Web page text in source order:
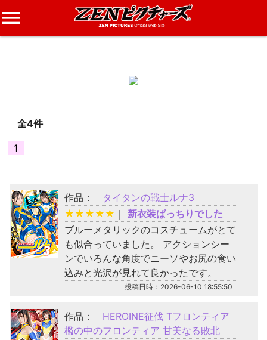
全4件
1
作品： タイタンの戦士ルナ3
★ ★ ★ ★ ★ ｜ 新衣装ばっちりでした
ブルーメタリックのコスチュームがとて
も似合っていました。 アクションシー
ンでいろんな角度でニーソやお尻の食い
込みと光沢が見れて良かったです。
投稿日時：2026-06-10 18:55:50
作品： HEROINE征伐 Tフロンティア
檻の中のフロンティア 甘美なる敗北